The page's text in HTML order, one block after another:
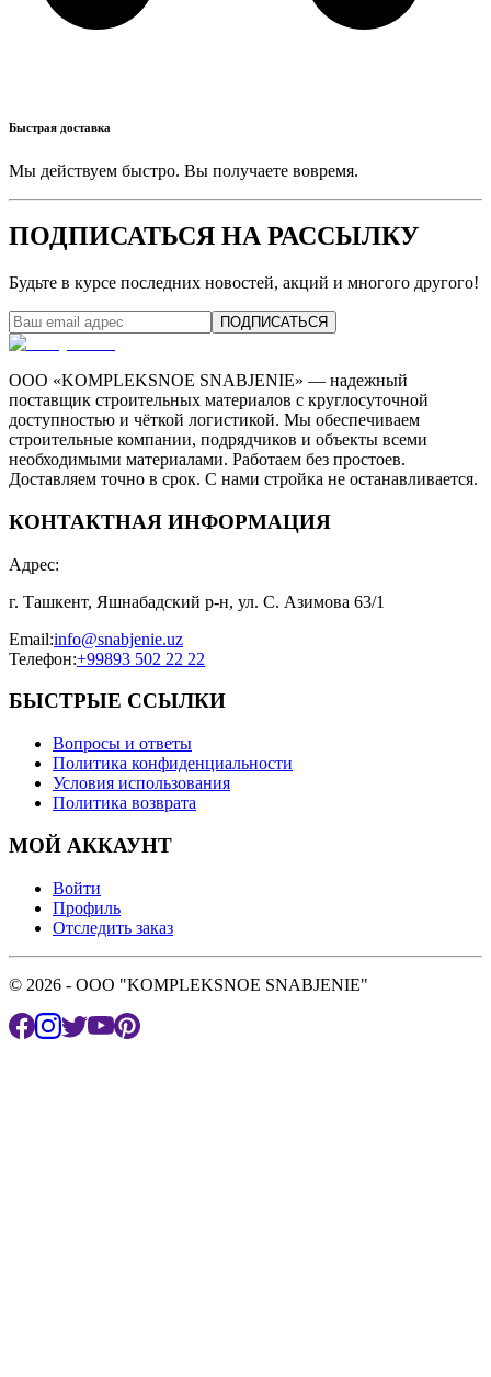
Быстрая доставка
Мы действуем быстро. Вы получаете вовремя.
ПОДПИСАТЬСЯ НА РАССЫЛКУ
Будьте в курсе последних новостей, акций и многого другого!
ПОДПИСАТЬСЯ
ООО «KOMPLEKSNOE SNABJENIE» — надежный
поставщик строительных материалов с круглосуточной
доступностью и чёткой логистикой. Мы обеспечиваем
строительные компании, подрядчиков и объекты всеми
необходимыми материалами. Работаем без простоев.
Доставляем точно в срок. С нами стройка не останавливается.
КОНТАКТНАЯ ИНФОРМАЦИЯ
Адрес:
г. Ташкент, Яшнабадский р-н, ул. С. Азимова 63/1
Email:info@snabjenie.uz
Телефон:+99893 502 22 22
БЫСТРЫЕ ССЫЛКИ
Вопросы и ответы
Политика конфиденциальности
Условия использования
Политика возврата
МОЙ АККАУНТ
Войти
Профиль
Отследить заказ
© 2026 - OOO "KOMPLEKSNOE SNABJENIE"